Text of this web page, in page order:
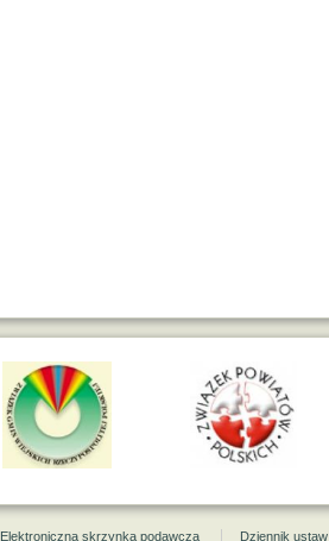
Elektroniczna skrzynka podawcza Dziennik ustaw